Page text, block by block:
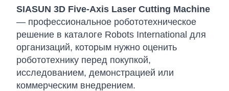
SIASUN 3D Five-Axis Laser Cutting Machine
— профессиональное робототехническое
решение в каталоге Robots International для
организаций, которым нужно оценить
робототехнику перед покупкой,
исследованием, демонстрацией или
коммерческим внедрением.